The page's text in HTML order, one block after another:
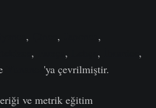
, ,
,
, , ,
,
'ya çevrilmiştir.
ve metrik eğitim